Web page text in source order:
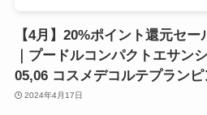
【4月】20%ポイント還元セ
｜プードルコンパクトエサン
05,06 コスメデコルテプラン
2024年4月17日